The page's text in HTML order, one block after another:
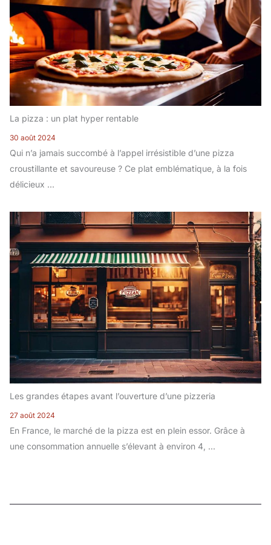
La pizza : un plat hyper rentable
30 août 2024
Qui n’a jamais succombé à l’appel irrésistible d’une pizza
croustillante et savoureuse ? Ce plat emblématique, à la fois
délicieux ...
Les grandes étapes avant l’ouverture d’une pizzeria
27 août 2024
En France, le marché de la pizza est en plein essor. Grâce à
une consommation annuelle s’élevant à environ 4, ...